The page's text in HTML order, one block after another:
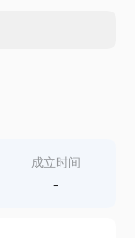
成立时间
-